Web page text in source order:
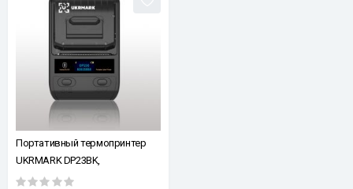
Портативный термопринтер
UKRMARK DP23BK,
USB/Bluetooth, рулоны 15-58